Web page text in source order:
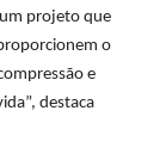
projeto que
o
e
destaca